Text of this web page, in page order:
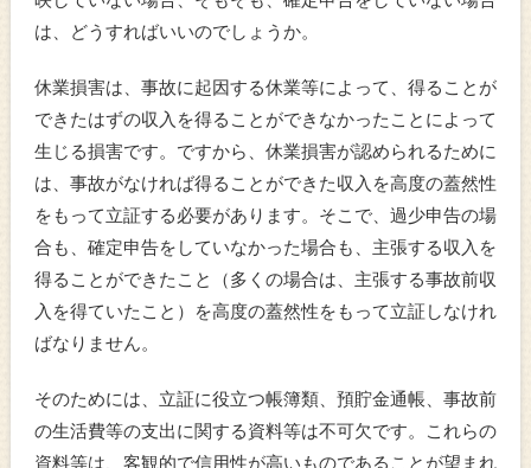
は、どうすればいいのでしょうか。
休業損害は、事故に起因する休業等によって、得ることが
できたはずの収入を得ることができなかったことによって
生じる損害です。ですから、休業損害が認められるために
は、事故がなければ得ることができた収入を高度の蓋然性
をもって立証する必要があります。そこで、過少申告の場
合も、確定申告をしていなかった場合も、主張する収入を
得ることができたこと（多くの場合は、主張する事故前収
入を得ていたこと）を高度の蓋然性をもって立証しなけれ
ばなりません。
そのためには、立証に役立つ帳簿類、預貯金通帳、事故前
の生活費等の支出に関する資料等は不可欠です。これらの
資料等は、客観的で信用性が高いものであることが望まれ